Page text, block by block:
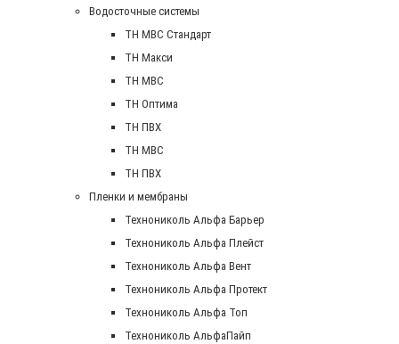
Водосточные системы
TH MBC Стандарт
TH Макси
TH МВС
TH Оптима
TH ПВХ
ТН МВС
ТН ПВХ
Пленки и мембраны
Технониколь Альфа Барьер
Технониколь Альфа Плейст
Технониколь Альфа Вент
Технониколь Альфа Протект
Технониколь Альфа Топ
Технониколь АльфаПайп